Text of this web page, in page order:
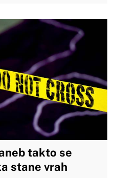
takto se
stane vrah